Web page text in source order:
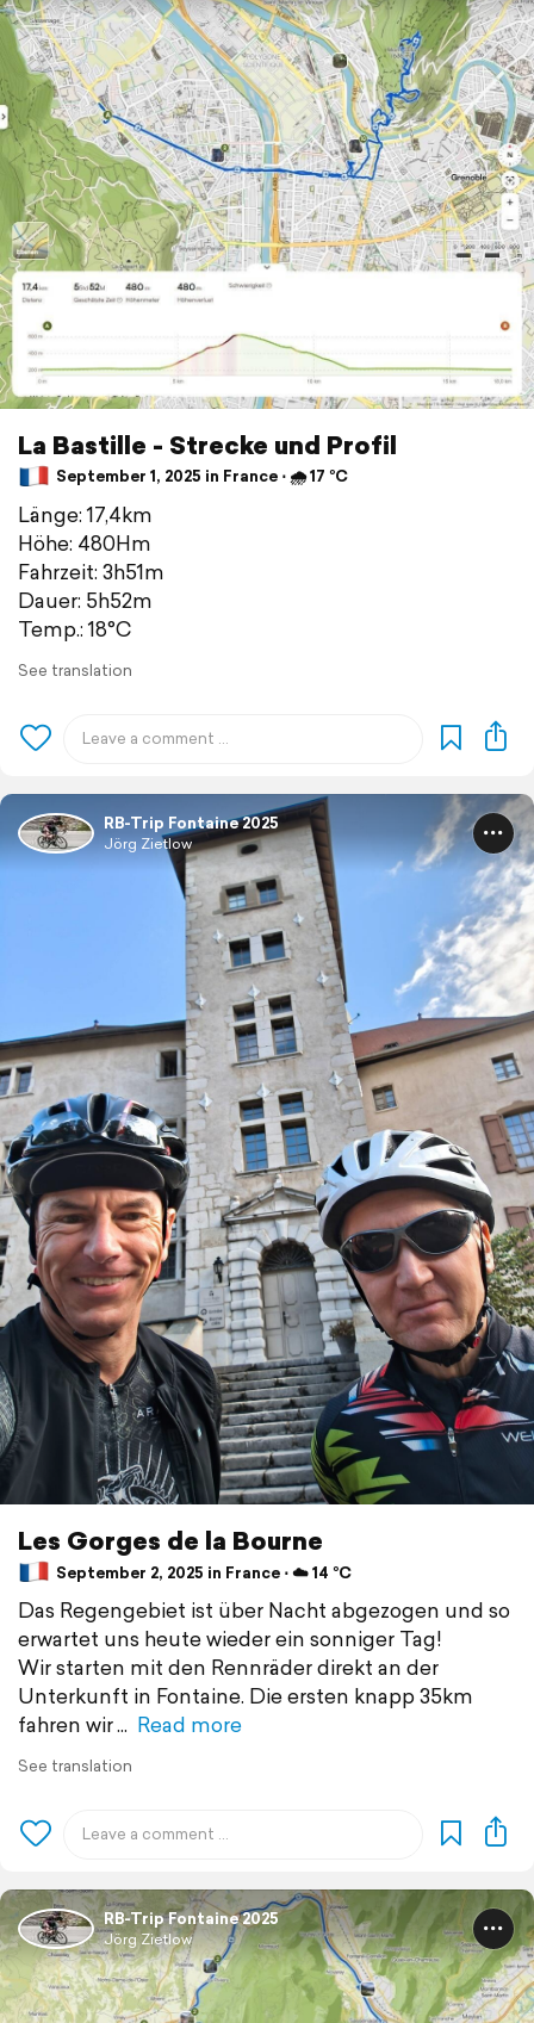
La Bastille - Strecke und Profil
September 1, 2025 in France ⋅ 🌧 17 °C
Länge: 17,4km
Höhe: 480Hm
Fahrzeit: 3h51m
Dauer: 5h52m
Temp.: 18°C
See translation
RB-Trip Fontaine 2025
Jörg Zietlow
Les Gorges de la Bourne
September 2, 2025 in France ⋅ ☁️ 14 °C
Das Regengebiet ist über Nacht abgezogen und so
erwartet uns heute wieder ein sonniger Tag!
Wir starten mit den Rennräder direkt an der
Unterkunft in Fontaine. Die ersten knapp 35km
fahren wir
Read more
See translation
RB-Trip Fontaine 2025
Jörg Zietlow